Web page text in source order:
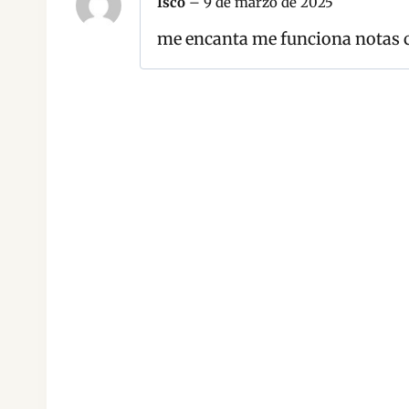
me encanta me funciona notas